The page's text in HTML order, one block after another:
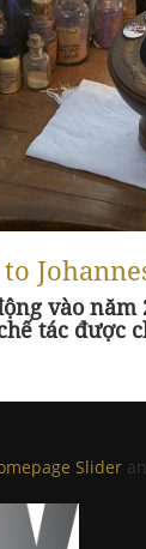
vào năm
tác được
Slider